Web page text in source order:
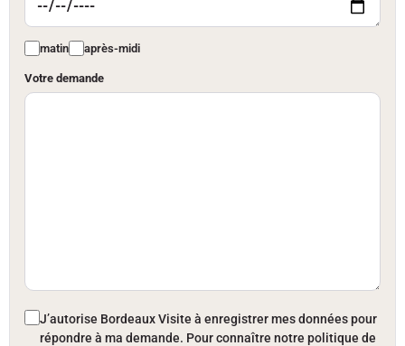
matin après-midi
Votre demande
J’autorise Bordeaux Visite à enregistrer mes données pour
répondre à ma demande. Pour connaître notre politique de